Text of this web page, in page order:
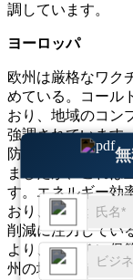
調しています。
ヨーロッパ
欧州は厳格なワク
めている。コール
おり、地域のコン
強調されています
防疫ステーション
ましたが、これは
す。エネルギー効
おり、これはヨー
削減に注力してい
より、ワクチン保
州の地位が確固た